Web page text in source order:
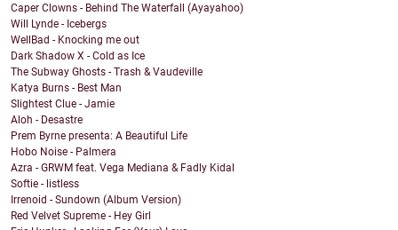
Caper Clowns - Behind The Waterfall (Ayayahoo)
Will Lynde - Icebergs
WellBad - Knocking me out
Dark Shadow X - Cold as Ice
The Subway Ghosts - Trash & Vaudeville
Katya Burns - Best Man
Slightest Clue - Jamie
Aloh - Desastre
Prem Byrne presenta: A Beautiful Life
Hobo Noise - Palmera
Azra - GRWM feat. Vega Mediana & Fadly Kidal
Softie - listless
Irrenoid - Sundown (Album Version)
Red Velvet Supreme - Hey Girl